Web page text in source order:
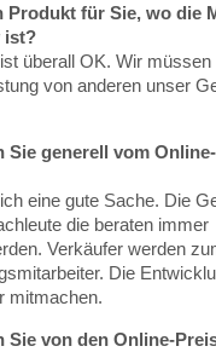
Produkt für Sie, wo die
ist?
überall OK. Wir müssen
von anderen unser
Sie generell vom Online-
eine gute Sache. Die
die beraten immer
Verkäufer werden
Die
mitmachen.
Sie von den Online-